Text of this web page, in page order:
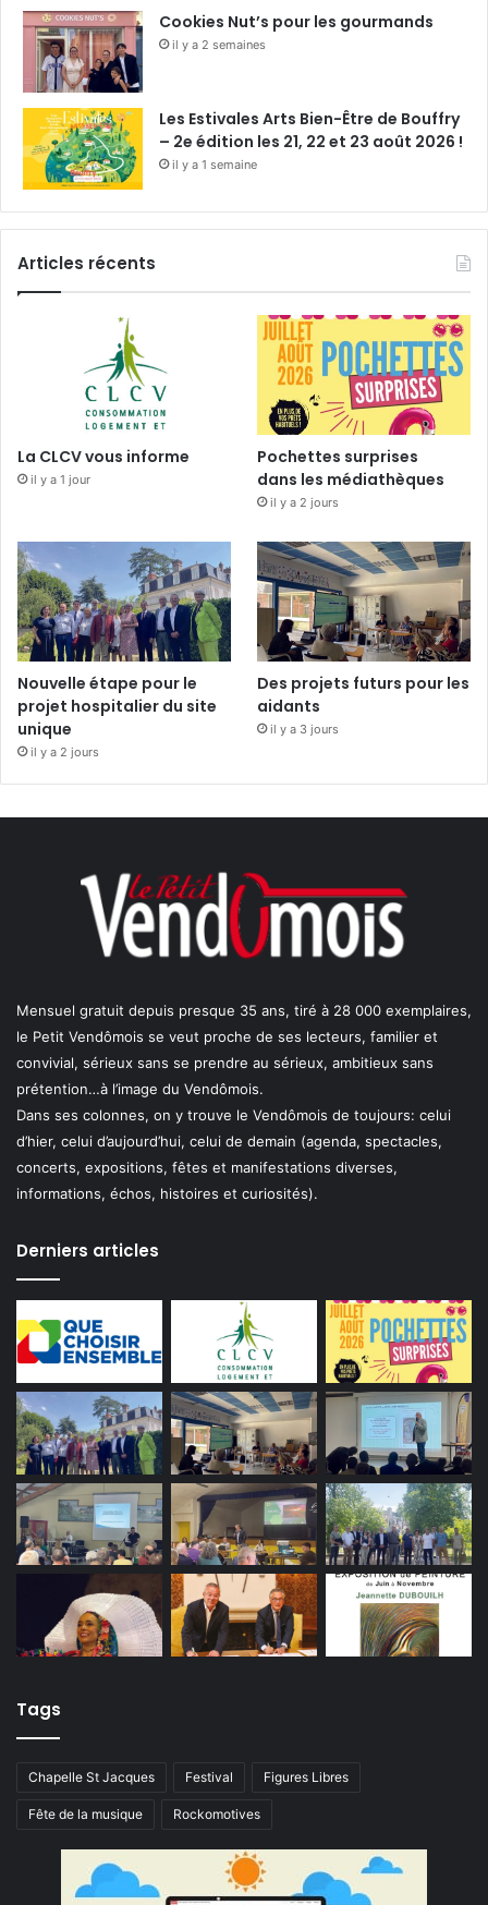
Cookies Nut’s pour les gourmands
il y a 2 semaines
Les Estivales Arts Bien-Être de Bouffry
– 2e édition les 21, 22 et 23 août 2026 !
il y a 1 semaine
Articles récents
La CLCV vous informe
il y a 1 jour
Pochettes surprises
dans les médiathèques
il y a 2 jours
Nouvelle étape pour le
projet hospitalier du site
unique
il y a 2 jours
Des projets futurs pour les
aidants
il y a 3 jours
Mensuel gratuit depuis presque 35 ans, tiré à 28 000 exemplaires,
le Petit Vendômois se veut proche de ses lecteurs, familier et
convivial, sérieux sans se prendre au sérieux, ambitieux sans
prétention…à l’image du Vendômois.
Dans ses colonnes, on y trouve le Vendômois de toujours: celui
d’hier, celui d’aujourd’hui, celui de demain (agenda, spectacles,
concerts, expositions, fêtes et manifestations diverses,
informations, échos, histoires et curiosités).
Derniers articles
Tags
Chapelle St Jacques Festival Figures Libres
Fête de la musique Rockomotives